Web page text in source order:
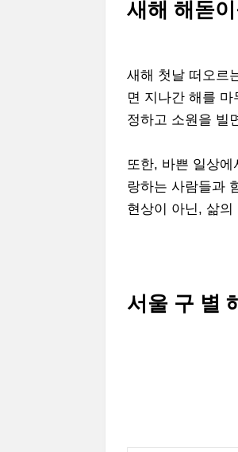
새해 해돋
새해 첫날 떠오르
면 지나간 해를
정하고 소원을 빌
또한, 바쁜 일상
랑하는 사람들과
현상이 아닌, 삶
서울 구 별